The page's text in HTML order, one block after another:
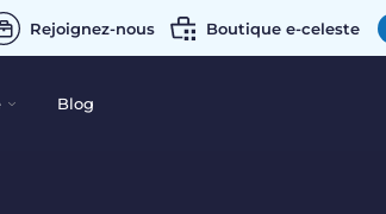
Rejoignez-nous Boutique e-celeste
Blog